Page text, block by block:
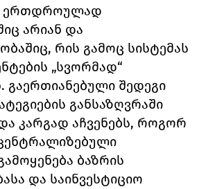
ერთდროულად
არიან და
რის გამოც სისტემას
„სვორმად“
გაერთიანებული შედეგი
განსაზღვრაში
კარგად აჩვენებს, როგორ
ბაზრის
და საინვესტიციო